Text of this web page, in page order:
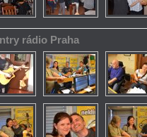
rádio Praha